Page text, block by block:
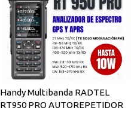
Handy Multibanda RADTEL
RT950 PRO AUTOREPETIDOR